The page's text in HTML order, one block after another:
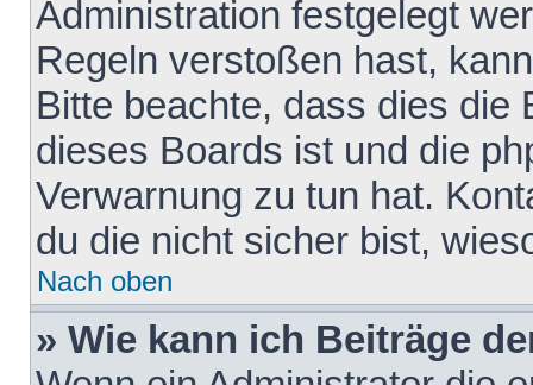
Administration festgelegt
Regeln verstoßen hast,
Bitte beachte, dass dies die
dieses Boards ist und die
Verwarnung zu tun hat.
du die nicht sicher bist,
Nach oben
» Wie kann ich Beiträge